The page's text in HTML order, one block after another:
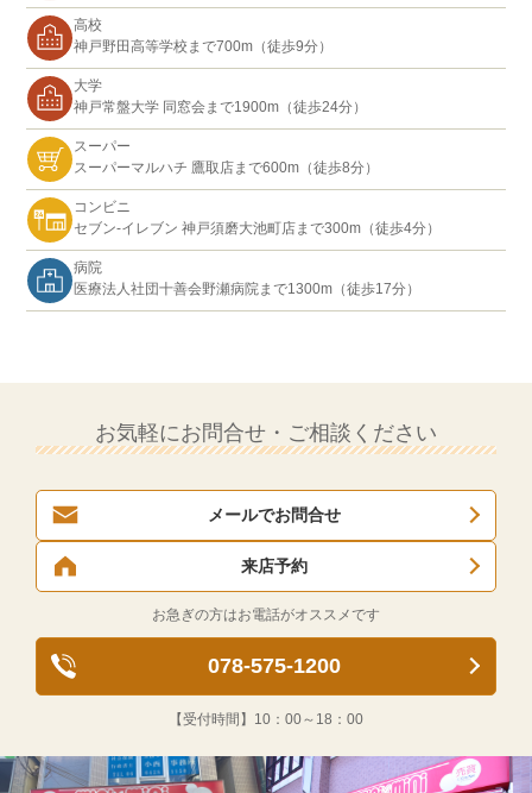
高校
神戸野田高等学校まで700m（徒歩9分）
大学
神戸常盤大学 同窓会まで1900m（徒歩24分）
スーパー
スーパーマルハチ 鷹取店まで600m（徒歩8分）
コンビニ
セブン-イレブン 神戸須磨大池町店まで300m（徒歩4分）
病院
医療法人社団十善会野瀬病院まで1300m（徒歩17分）
お気軽にお問合せ・ご相談ください
メールでお問合せ
来店予約
お急ぎの方はお電話がオススメです
078-575-1200
【受付時間】 10：00～18：00